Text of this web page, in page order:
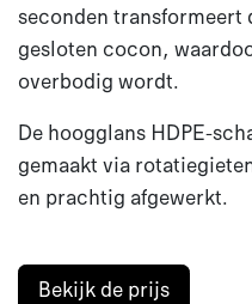
seconden transformeert
gesloten cocon,
overbodig wordt.
De hoogglans HDPE-
gemaakt via
en prachtig afgewerkt.
Bekijk de prijs